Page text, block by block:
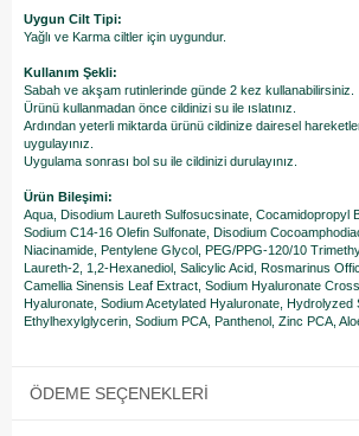
Uygun Cilt Tipi:
Yağlı ve Karma ciltler için uygundur.
Kullanım Şekli:
Sabah ve akşam rutinlerinde günde 2 kez kullanabilirsiniz.
Ürünü kullanmadan önce cildinizi su ile ıslatınız.
Ardından yeterli miktarda ürünü cildinize dairesel
uygulayınız.
Uygulama sonrası bol su ile cildinizi durulayınız.
Ürün Bileşimi:
Aqua, Disodium Laureth Sulfosucsinate, Cocamidopropyl
Sodium C14-16 Olefin Sulfonate, Disodium
Niacinamide, Pentylene Glycol, PEG/PPG-120/10
Laureth-2, 1,2-Hexanediol, Salicylic Acid, Rosmarinus
Camellia Sinensis Leaf Extract, Sodium Hyaluronate
Hyaluronate, Sodium Acetylated Hyaluronate, Hydrolyzed
Ethylhexylglycerin, Sodium PCA, Panthenol, Zinc PCA,
ÖDEME SEÇENEKLERI